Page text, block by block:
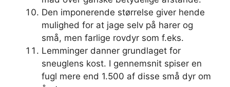
Den imponerende størrelse giver hende
mulighed for at jage selv på harer og
små, men farlige rovdyr som f.eks.
Lemminger danner grundlaget for
sneuglens kost. I gennemsnit spiser en
fugl mere end 1.500 af disse små dyr om